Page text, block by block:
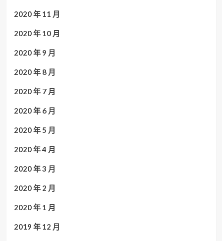
2020 年 11 月
2020 年 10 月
2020 年 9 月
2020 年 8 月
2020 年 7 月
2020 年 6 月
2020 年 5 月
2020 年 4 月
2020 年 3 月
2020 年 2 月
2020 年 1 月
2019 年 12 月